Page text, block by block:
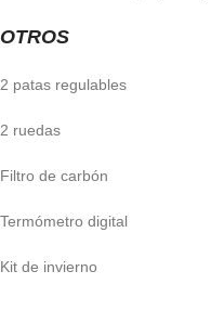
OTROS
2 patas regulables
2 ruedas
Filtro de carbón
Termómetro digital
Kit de invierno